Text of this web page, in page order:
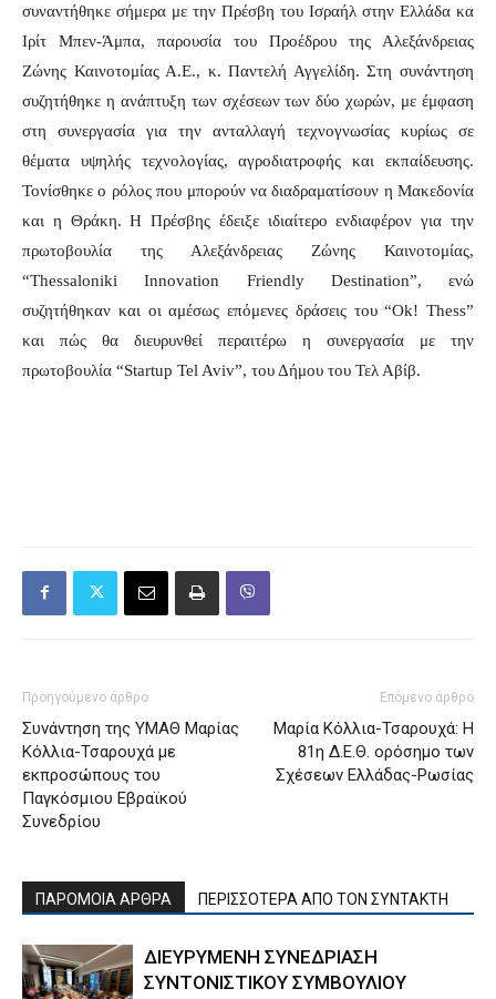
συναντήθηκε σήμερα με την Πρέσβη του Ισραήλ στην Ελλάδα κα
Ιρίτ Μπεν-Άμπα, παρουσία του Προέδρου της Αλεξάνδρειας
Ζώνης Καινοτομίας Α.Ε., κ. Παντελή Αγγελίδη. Στη συνάντηση
συζητήθηκε η ανάπτυξη των σχέσεων των δύο χωρών, με έμφαση
στη συνεργασία για την ανταλλαγή τεχνογνωσίας κυρίως σε
θέματα υψηλής τεχνολογίας, αγροδιατροφής και εκπαίδευσης.
Τονίσθηκε ο ρόλος που μπορούν να διαδραματίσουν η Μακεδονία
και η Θράκη. Η Πρέσβης έδειξε ιδιαίτερο ενδιαφέρον για την
πρωτοβουλία της Αλεξάνδρειας Ζώνης Καινοτομίας,
“Thessaloniki Innovation Friendly Destination”, ενώ
συζητήθηκαν και οι αμέσως επόμενες δράσεις του “Ok! Thess”
και πώς θα διευρυνθεί περαιτέρω η συνεργασία με την
πρωτοβουλία “Startup Tel Aviv”, του Δήμου του Τελ Αβίβ.
Προηγούμενο άρθρο
Συνάντηση της ΥΜΑΘ Μαρίας
Κόλλια-Τσαρουχά με
εκπροσώπους του
Παγκόσμιου Εβραϊκού
Συνεδρίου
Επόμενο άρθρο
Μαρία Κόλλια-Τσαρουχά: Η
81η Δ.Ε.Θ. ορόσημο των
Σχέσεων Ελλάδας-Ρωσίας
ΠΑΡΟΜΟΙΑ ΑΡΘΡΑ ΠΕΡΙΣΣΟΤΕΡΑ ΑΠΟ ΤΟΝ ΣΥΝΤΑΚΤΗ
ΔΙΕΥΡΥΜΕΝΗ ΣΥΝΕΔΡΙΑΣΗ
ΣΥΝΤΟΝΙΣΤΙΚΟΥ ΣΥΜΒΟΥΛΙΟΥ